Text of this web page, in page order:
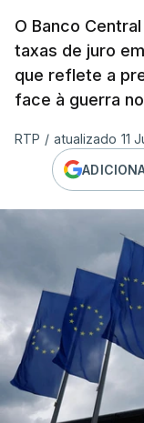
O Banco
taxas de juro
que reflete a
face à guerra
RTP / atualizado 11